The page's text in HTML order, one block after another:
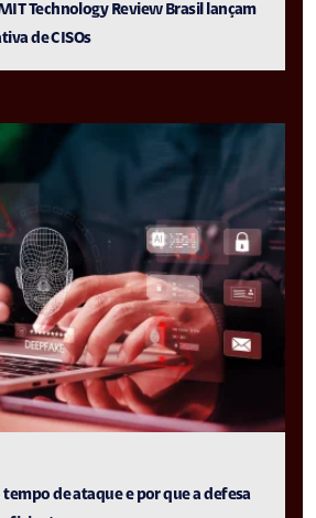
Technology Review Brasil lançam
de CISOs
tempo de ataque e por que a defesa